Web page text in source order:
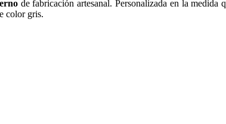
de fabricación artesanal. Personalizada en la medida
color gris.